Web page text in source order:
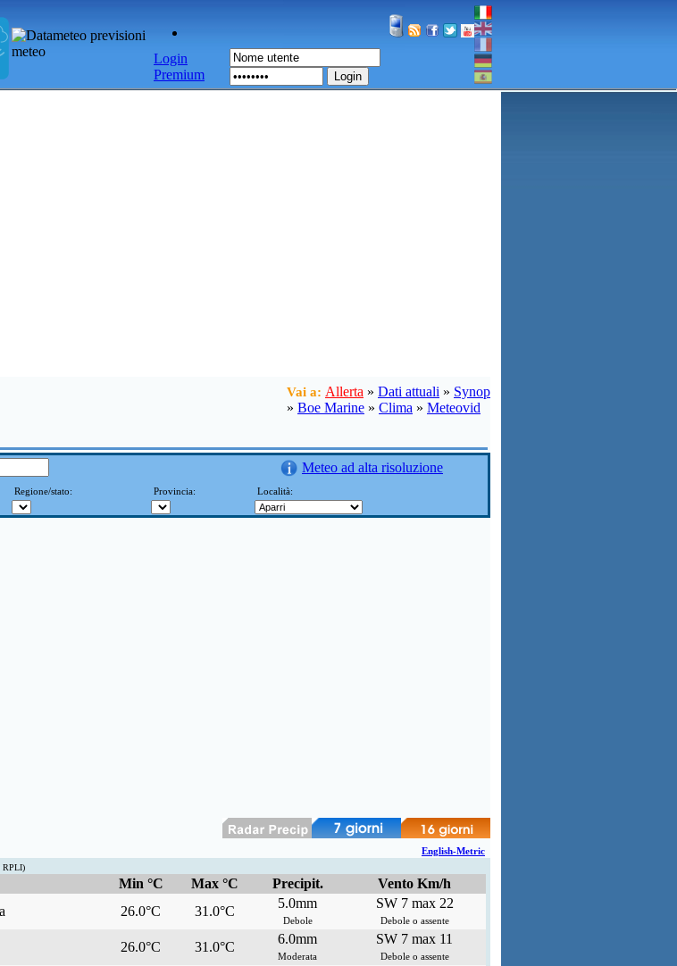
Login
Premium
Login
Vai a: Allerta » Dati attuali » Synop
» Boe Marine » Clima » Meteovid
Meteo ad alta risoluzione
Regione/stato: Provincia: Località:
English-Metric
RPLI)
Min °C Max °C Precipit.
Vento Km/h
26.0°C 31.0°C
5.0mm
Debole
SW 7 max 22
Debole o assente
26.0°C 31.0°C
6.0mm
Moderata
SW 7 max 11
Debole o assente